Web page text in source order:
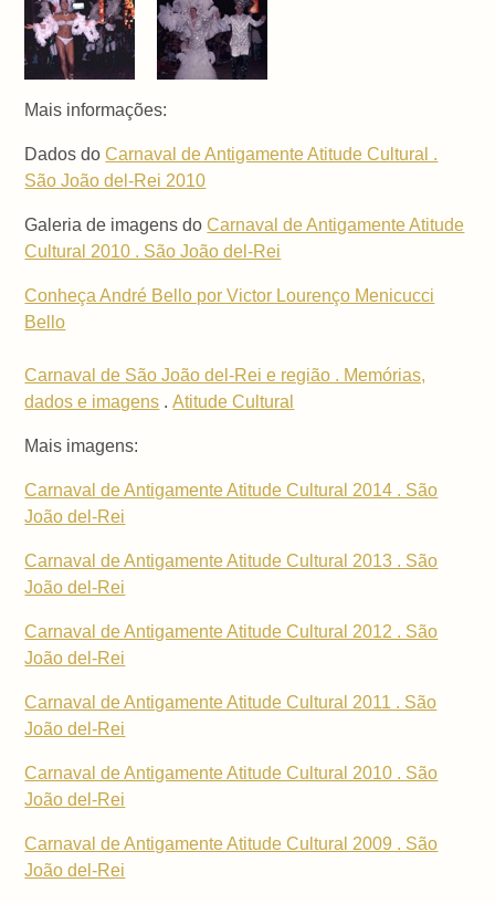
Mais informações:
Dados doCarnaval de Antigamente Atitude Cultural .
São João del-Rei 2010
Galeria de imagens doCarnaval de Antigamente Atitude
Cultural 2010 . São João del-Rei
Conheça André Bello por Victor Lourenço Menicucci
Bello
Carnaval de São João del-Rei e região . Memórias,
dados e imagens .Atitude Cultural
Mais imagens:
Carnaval de Antigamente Atitude Cultural 2014 . São
João del-Rei
Carnaval de Antigamente Atitude Cultural 2013 . São
João del-Rei
Carnaval de Antigamente Atitude Cultural 2012 . São
João del-Rei
Carnaval de Antigamente Atitude Cultural 2011 . São
João del-Rei
Carnaval de Antigamente Atitude Cultural 2010 . São
João del-Rei
Carnaval de Antigamente Atitude Cultural 2009 . São
João del-Rei